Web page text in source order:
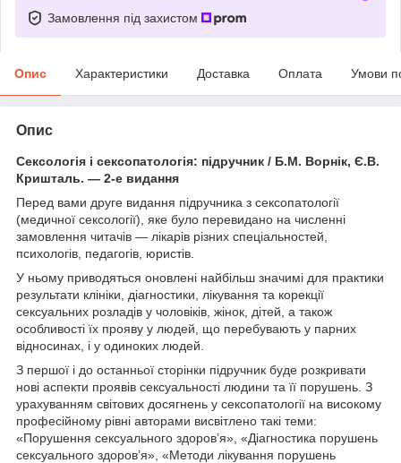
Замовлення під захистом
Опис Характеристики Доставка Оплата Умови
Опис
Сексологія і сексопатологія: підручник / Б.М. Ворнік, Є.В.
Кришталь. — 2-е видання
Перед вами друге видання підручника з сексопатології
(медичної сексології), яке було перевидано на численні
замовлення читачів — лікарів різних спеціальностей,
психологів, педагогів, юристів.
У ньому приводяться оновлені найбільш значимі для практики
результати клініки, діагностики, лікування та корекції
сексуальних розладів у чоловіків, жінок, дітей, а також
особливості їх прояву у людей, що перебувають у парних
відносинах, і у одиноких людей.
З першої і до останньої сторінки підручник буде розкривати
нові аспекти проявів сексуальності людини та її порушень. З
урахуванням світових досягнень у сексопатології на високому
професійному рівні авторами висвітлено такі теми:
«Порушення сексуального здоров’я», «Діагностика порушень
сексуального здоров’я», «Методи лікування порушень